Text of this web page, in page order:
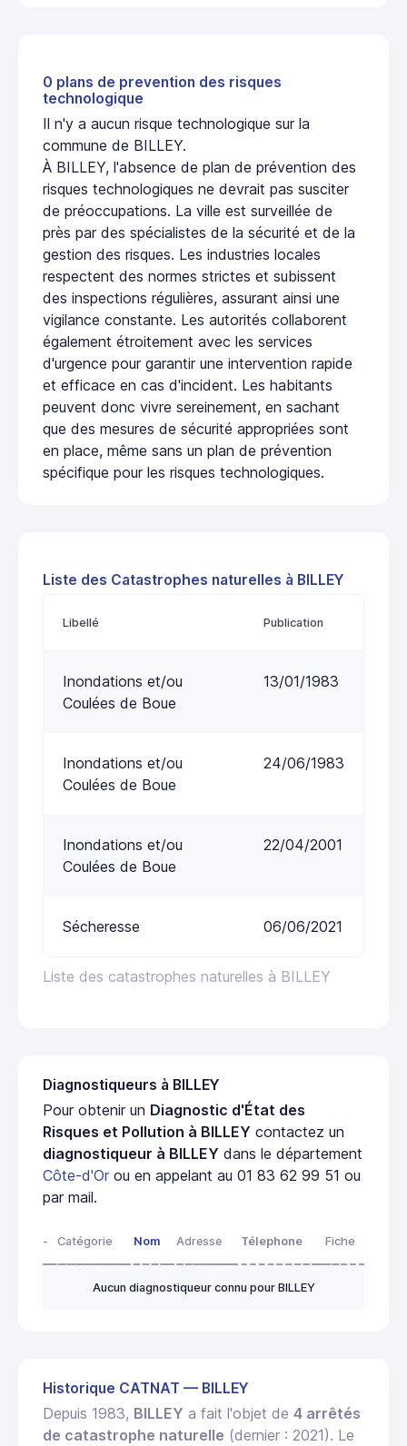
0 plans de prevention des risques
technologique
Il n'y a aucun risque technologique sur la
commune de BILLEY.
À BILLEY, l'absence de plan de prévention des
risques technologiques ne devrait pas susciter
de préoccupations. La ville est surveillée de
près par des spécialistes de la sécurité et de la
gestion des risques. Les industries locales
respectent des normes strictes et subissent
des inspections régulières, assurant ainsi une
vigilance constante. Les autorités collaborent
également étroitement avec les services
d'urgence pour garantir une intervention rapide
et efficace en cas d'incident. Les habitants
peuvent donc vivre sereinement, en sachant
que des mesures de sécurité appropriées sont
en place, même sans un plan de prévention
spécifique pour les risques technologiques.
Liste des Catastrophes naturelles à BILLEY
Liste des catastrophes naturelles à BILLEY
Libellé Publication
Inondations et/ou
Coulées de Boue
13/01/1983
Inondations et/ou
Coulées de Boue
24/06/1983
Inondations et/ou
Coulées de Boue
22/04/2001
Sécheresse 06/06/2021
Diagnostiqueurs à BILLEY
Pour obtenir un Diagnostic d'État des
Risques et Pollution à BILLEY contactez un
diagnostiqueur à BILLEY dans le département
Côte-d'Or ou en appelant au 01 83 62 99 51 ou
par mail.
- Catégorie Nom Adresse Télephone Fiche
Aucun diagnostiqueur connu pour BILLEY
Historique CATNAT — BILLEY
Depuis 1983, BILLEY a fait l'objet de 4 arrêtés
de catastrophe naturelle (dernier : 2021). Le